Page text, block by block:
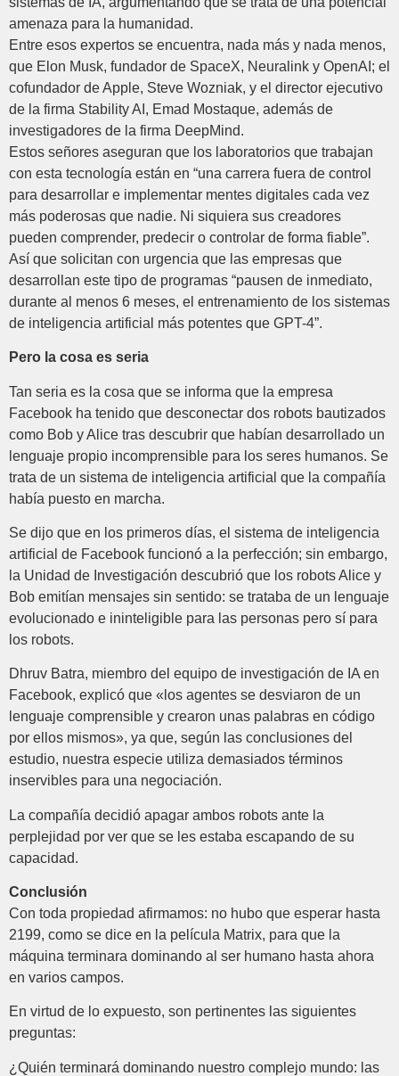
amenaza para la humanidad.
Entre esos expertos se encuentra, nada más y nada menos,
que Elon Musk, fundador de SpaceX, Neuralink y OpenAI; el
cofundador de Apple, Steve Wozniak, y el director ejecutivo
de la firma Stability AI, Emad Mostaque, además de
investigadores de la firma DeepMind.
Estos señores aseguran que los laboratorios que trabajan
con esta tecnología están en “una carrera fuera de control
para desarrollar e implementar mentes digitales cada vez
más poderosas que nadie. Ni siquiera sus creadores
pueden comprender, predecir o controlar de forma fiable”.
Así que solicitan con urgencia que las empresas que
desarrollan este tipo de programas “pausen de inmediato,
durante al menos 6 meses, el entrenamiento de los sistemas
de inteligencia artificial más potentes que GPT-4”.
Pero la cosa es seria
Tan seria es la cosa que se informa que la empresa
Facebook ha tenido que desconectar dos robots bautizados
como Bob y Alice tras descubrir que habían desarrollado un
lenguaje propio incomprensible para los seres humanos. Se
trata de un sistema de inteligencia artificial que la compañía
había puesto en marcha.
Se dijo que en los primeros días, el sistema de inteligencia
artificial de Facebook funcionó a la perfección; sin embargo,
la Unidad de Investigación descubrió que los robots Alice y
Bob emitían mensajes sin sentido: se trataba de un lenguaje
evolucionado e ininteligible para las personas pero sí para
los robots.
Dhruv Batra, miembro del equipo de investigación de IA en
Facebook, explicó que «los agentes se desviaron de un
lenguaje comprensible y crearon unas palabras en código
por ellos mismos», ya que, según las conclusiones del
estudio, nuestra especie utiliza demasiados términos
inservibles para una negociación.
La compañía decidió apagar ambos robots ante la
perplejidad por ver que se les estaba escapando de su
capacidad.
Conclusión
Con toda propiedad afirmamos: no hubo que esperar hasta
2199, como se dice en la película Matrix, para que la
máquina terminara dominando al ser humano hasta ahora
en varios campos.
En virtud de lo expuesto, son pertinentes las siguientes
preguntas:
¿Quién terminará dominando nuestro complejo mundo: las